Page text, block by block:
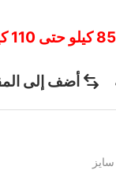
أضف إلى